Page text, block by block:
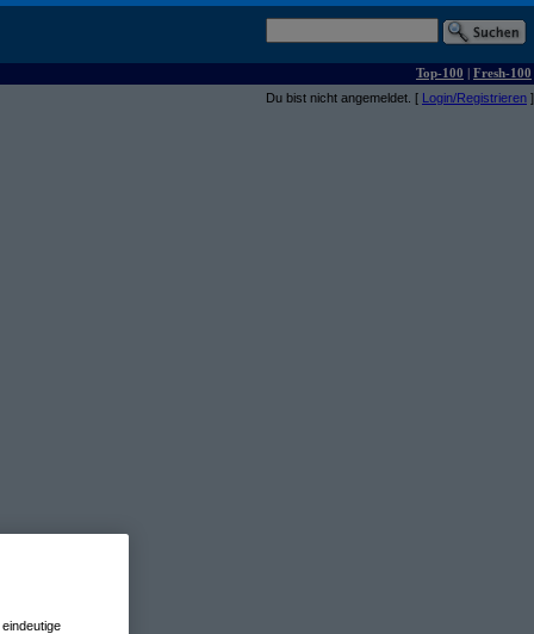
Top-100 | Fresh-100
Du bist nicht angemeldet. [ Login/Registrieren ]